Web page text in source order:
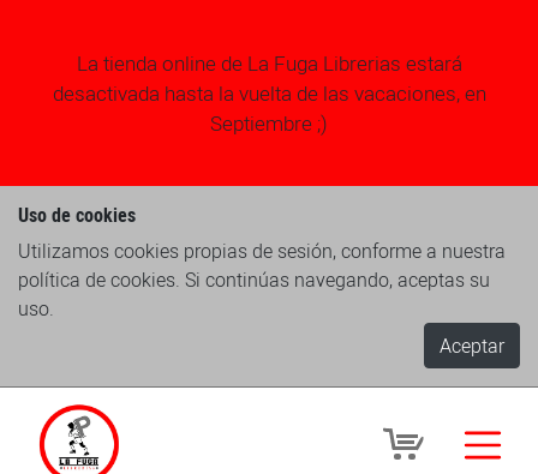
La tienda online de La Fuga Librerias estará
desactivada hasta la vuelta de las vacaciones, en
Septiembre ;)
Uso de cookies
Utilizamos cookies propias de sesión, conforme a nuestra
política de cookies. Si continúas navegando, aceptas su
uso.
Aceptar